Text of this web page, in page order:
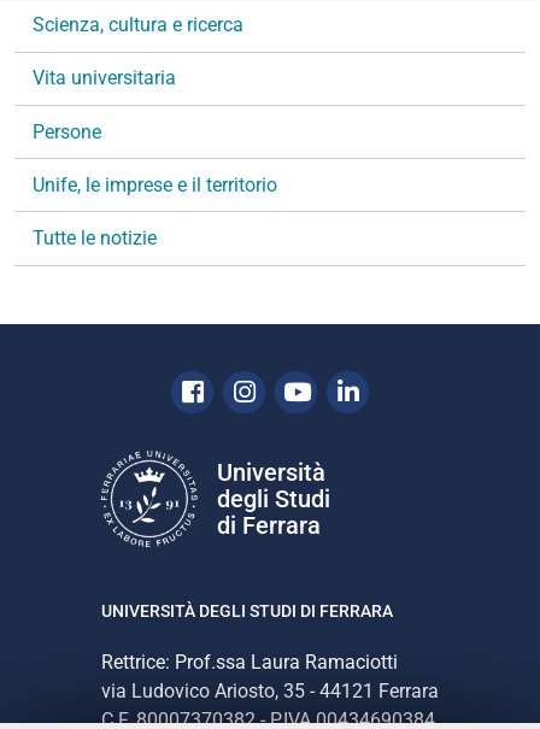
a
i
n
Scienza, cultura e ricerca
Vita universitaria
Persone
Unife, le imprese e il territorio
Tutte le notizie
Facebook
Instagram
YoutubeLinkedin
Università
degli Studi
di Ferrara
UNIVERSITÀ DEGLI STUDI DI FERRARA
Rettrice: Prof.ssa Laura Ramaciotti
via Ludovico Ariosto, 35 - 44121 Ferrara
C.F. 80007370382 - P.IVA 00434690384